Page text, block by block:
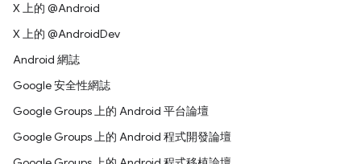
X 上的 @Android
X 上的 @AndroidDev
Android 網誌
Google 安全性網誌
Google Groups 上的 Android 平台論壇
Google Groups 上的 Android 程式開發論壇